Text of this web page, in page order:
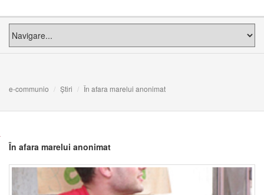
e-communio Știri În afara marelui anonimat
În afara marelui anonimat